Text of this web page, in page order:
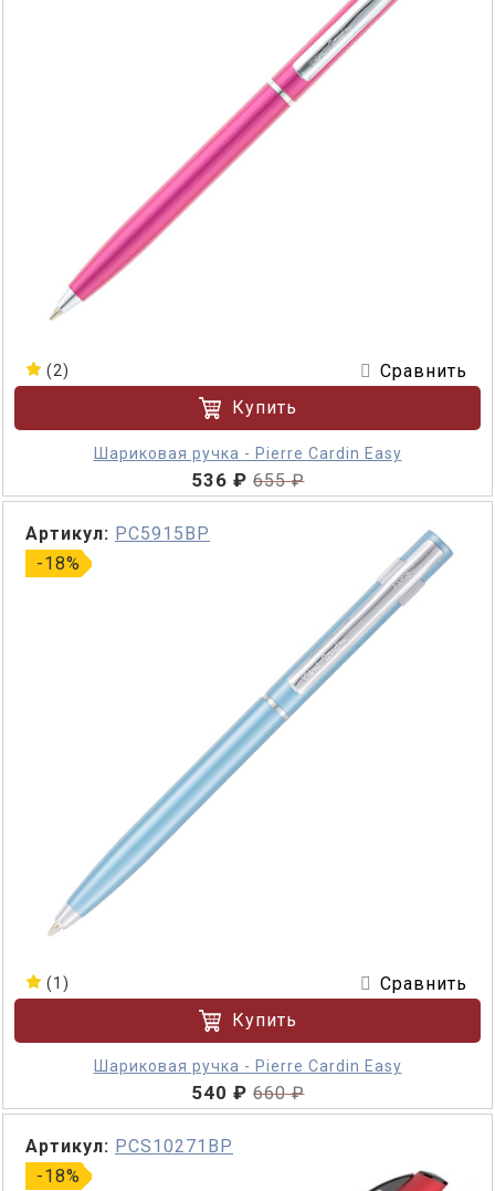
(2)
Сравнить
Купить
Шариковая ручка - Pierre Cardin Easy
536 ₽ 655 ₽
-18%
Артикул: PC5915BP
(1)
Сравнить
Купить
Шариковая ручка - Pierre Cardin Easy
540 ₽ 660 ₽
-18%
Артикул: PCS10271BP